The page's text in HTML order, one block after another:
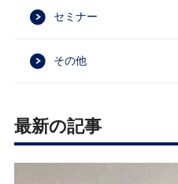
セミナー
その他
最新の記事